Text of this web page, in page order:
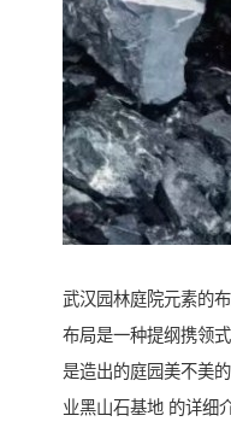
武汉园林庭院元素的
布局是一种提纲携领
是造出的庭园美不美
业黑山石基地 的详细